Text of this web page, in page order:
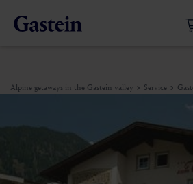
Alpine getaways in the Gastein valley Service